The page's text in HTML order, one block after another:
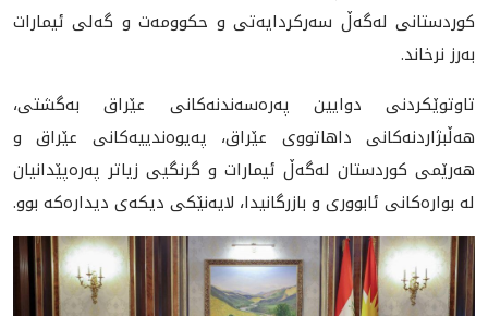
كوردستانی له‌گه‌ڵ سه‌ركردایه‌تی و حكوومه‌ت و گه‌لی ئیمارات
به‌رز نرخاند.
تاوتوێكردنی دوایین په‌ره‌سه‌ندنه‌كانی عێراق به‌گشتی،
هه‌ڵبژاردنه‌كانی داهاتووی عێراق، په‌یوه‌ندییه‌كانى عێراق و
هه‌رێمی كوردستان له‌گه‌ڵ ئیمارات و گرنگيی زیاتر په‌ره‌پێدانیان
له‌ بواره‌كانی ئابووری و بازرگانیدا، لایه‌نێكی دیكه‌ی دیداره‌كه‌ بوو.